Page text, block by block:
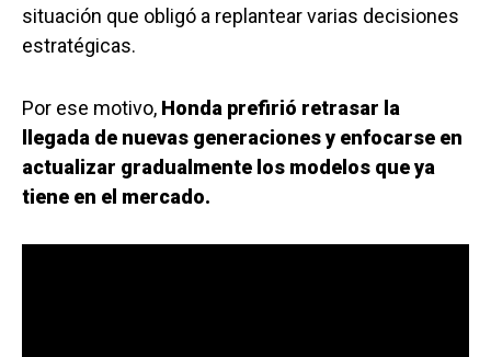
situación que obligó a replantear varias decisiones
estratégicas.
Por ese motivo, Honda prefirió retrasar la
llegada de nuevas generaciones y enfocarse en
actualizar gradualmente los modelos que ya
tiene en el mercado.